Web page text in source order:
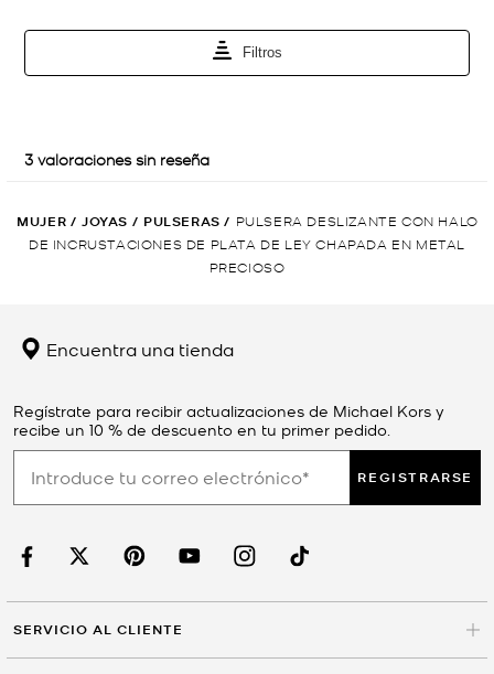
MUJER / JOYAS / PULSERAS / PULSERA DESLIZANTE CON HALO
DE INCRUSTACIONES DE PLATA DE LEY CHAPADA EN METAL
PRECIOSO
Encuentra una tienda
Regístrate para recibir actualizaciones de Michael Kors y
recibe un 10 % de descuento en tu primer pedido.
REGISTRARSE
SERVICIO AL CLIENTE